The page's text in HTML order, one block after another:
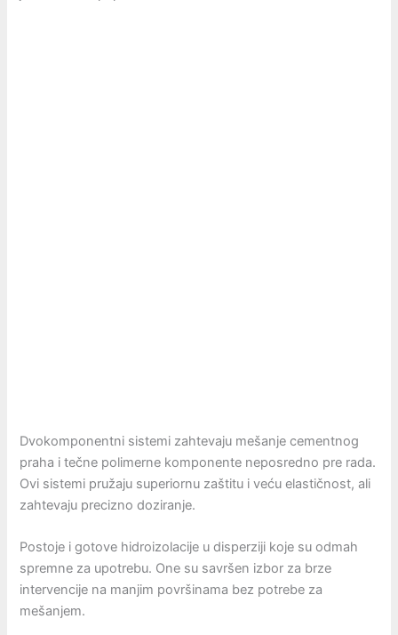
Dvokomponentni sistemi zahtevaju mešanje cementnog
praha i tečne polimerne komponente neposredno pre rada.
Ovi sistemi pružaju superiornu zaštitu i veću elastičnost, ali
zahtevaju precizno doziranje.
Postoje i gotove hidroizolacije u disperziji koje su odmah
spremne za upotrebu. One su savršen izbor za brze
intervencije na manjim površinama bez potrebe za
mešanjem.